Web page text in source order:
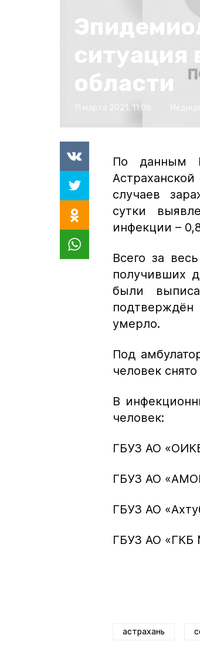
ситуация
области
11 марта 2021, 11:06
По данным
случаев
сутки
инфекции –
Всего за
получивших
были
умерло.
Под
человек снято
В
человек:
ГБУЗ АО
ГБУЗ АО
ГБУЗ АО
ГБУЗ АО «ГКБ
астрахань